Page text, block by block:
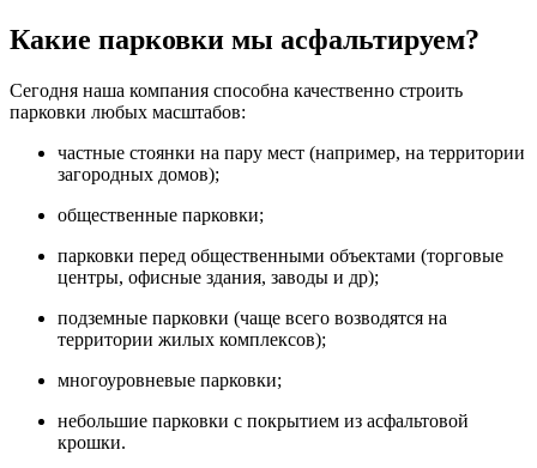
Какие парковки мы асфальтируем?
Сегодня наша компания способна качественно строить
парковки любых масштабов:
частные стоянки на пару мест (например, на территории
загородных домов);
общественные парковки;
парковки перед общественными объектами (торговые
центры, офисные здания, заводы и др);
подземные парковки (чаще всего возводятся на
территории жилых комплексов);
многоуровневые парковки;
небольшие парковки с покрытием из асфальтовой
крошки.